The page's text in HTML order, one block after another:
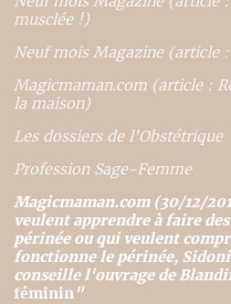
musclée !)
Neuf mois Magazine (article
Magicmaman.com (article :
la maison)
Les dossiers de l'Obstétrique
Profession Sage-Femme
Magicmaman.com (30/12/
veulent apprendre à faire
périnée ou qui veulent
fonctionne le périnée,
conseille l'ouvrage de
féminin"